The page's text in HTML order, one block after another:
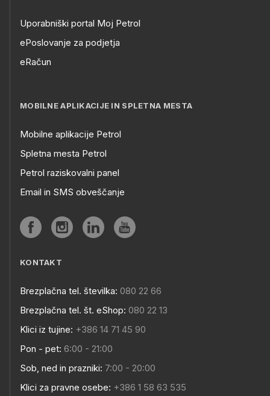
Uporabniški portal Moj Petrol
ePoslovanje za podjetja
eRačun
MOBILNE APLIKACIJE IN SPLETNA MESTA
Mobilne aplikacije Petrol
Spletna mesta Petrol
Petrol raziskovalni panel
Email in SMS obveščanje
KONTAKT
Brezplačna tel. številka: 080 22 66
Brezplačna tel. št. eShop: 080 22 13
Klici iz tujine: +386 14 71 45 90
Pon - pet: 6:00 - 21:00
Sob, ned in prazniki: 7:00 - 20:00
Klici za pravne osebe: +386 1 58 63 535